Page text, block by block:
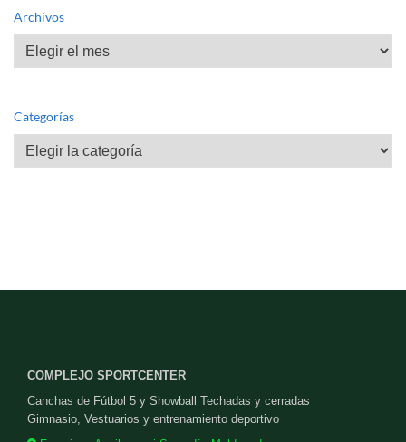
Archivos
Archivos
Categorías
Categorías
COMPLEJO SPORTCENTER
Canchas de Fútbol 5 y Showball Techadas y cerradas
Gimnasio, Vestuarios y entrenamiento deportivo